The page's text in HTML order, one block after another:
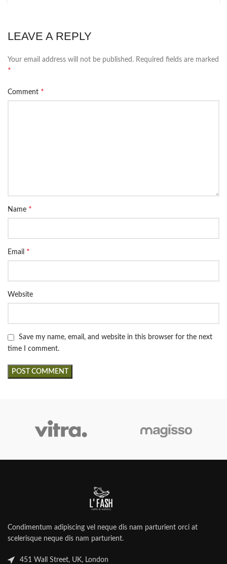
LEAVE A REPLY
Your email address will not be published. Required fields are marked
*
Comment *
Name *
Email *
Website
Save my name, email, and website in this browser for the next
time I comment.
Condimentum adipiscing vel neque dis nam parturient orci at
scelerisque neque dis nam parturient.
451 Wall Street, UK, London